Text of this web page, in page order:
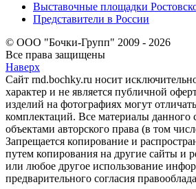
Выставочные площадки
Представители в России
© ООО "Бочки-Групп" 2009 - 2026
Все права защищены
Наверх
Сайт rnd.bochky.ru носит
характер и не является публичной
изделий на фотографиях могут
комплектаций. Все материалы данного
объектами авторского права (в том
Запрещается копирование и
путем копирования на другие сайты и
или любое другое использование
предварительного согласия